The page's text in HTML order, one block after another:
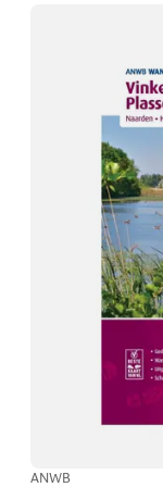
ANWB